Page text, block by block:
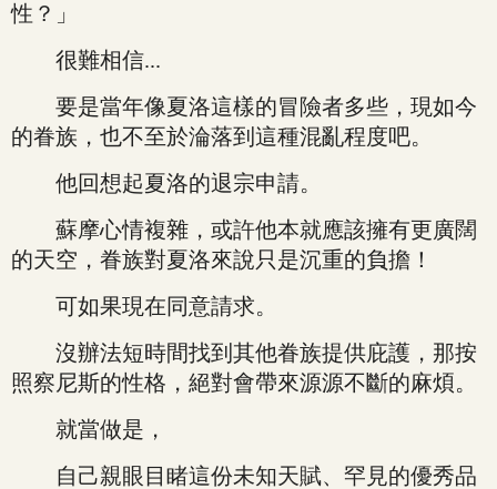
性？」
很難相信...
要是當年像夏洛這樣的冒險者多些，現如今
的眷族，也不至於淪落到這種混亂程度吧。
他回想起夏洛的退宗申請。
蘇摩心情複雜，或許他本就應該擁有更廣闊
的天空，眷族對夏洛來說只是沉重的負擔！
可如果現在同意請求。
沒辦法短時間找到其他眷族提供庇護，那按
照察尼斯的性格，絕對會帶來源源不斷的麻煩。
就當做是，
自己親眼目睹這份未知天賦、罕見的優秀品